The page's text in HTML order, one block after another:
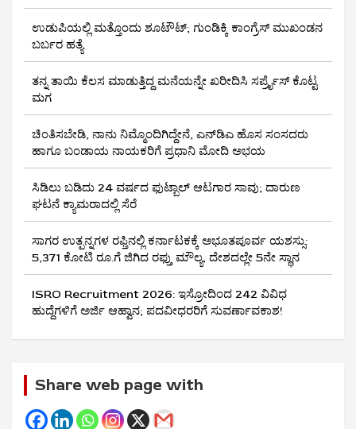
ಉಡುಪಿಯಲ್ಲಿ ಮತ್ತೊಂದು ಶೂಟೌಟ್‌; ಗುಂಡಿಕ್ಕಿ ಕಾಂಗ್ರೆಸ್‌ ಮುಖಂಡನ
ಬರ್ಬರ ಹತ್ಯೆ
ತನ್ನ ತಾಯಿ ಕೆಲಸ ಮಾಡುತ್ತಿದ್ದ ಮನೆಯನ್ನೇ ಖರೀದಿಸಿ ಸರ್ಪ್ರೈಸ್ ಕೊಟ್ಟ
ಮಗ
ಚಿಂತಿಸಬೇಡಿ, ನಾನು ನಿಮ್ಮೊಂದಿಗಿದ್ದೇನೆ, ಎನ್‌ಡಿಎ ಹೊಸ ಸಂಸದರು
ಹಾಗೂ ಬಂಡಾಯ ನಾಯಕರಿಗೆ ಪ್ರಧಾನಿ ಮೋದಿ ಅಭಯ
ಸಿಡಿಲು ಬಡಿದು 24 ವರ್ಷದ ಫುಟ್ಬಾಲ್ ಆಟಗಾರ ಸಾವು; ದಾರುಣ
ಘಟನೆ ಕ್ಯಾಮರಾದಲ್ಲಿ ಸೆರೆ
ಸಾಗರ ಉತ್ಪನ್ನಗಳ ರಫ್ತಿನಲ್ಲಿ ಕರ್ನಾಟಕಕ್ಕೆ ಅಭೂತಪೂರ್ವ ಯಶಸ್ಸು:
5,371 ಕೋಟಿ ರೂ.ಗೆ ಜಿಗಿದ ರಫ್ತು ಮೌಲ್ಯ, ದೇಶದಲ್ಲೇ 5ನೇ ಸ್ಥಾನ
ISRO Recruitment 2026: ಇಸ್ರೋದಿಂದ 242 ವಿವಿಧ
ಹುದ್ದೆಗಳಿಗೆ ಅರ್ಜಿ ಆಹ್ವಾನ; ಪದವೀಧರರಿಗೆ ಸುವರ್ಣಾವಕಾಶ!
Share web page with